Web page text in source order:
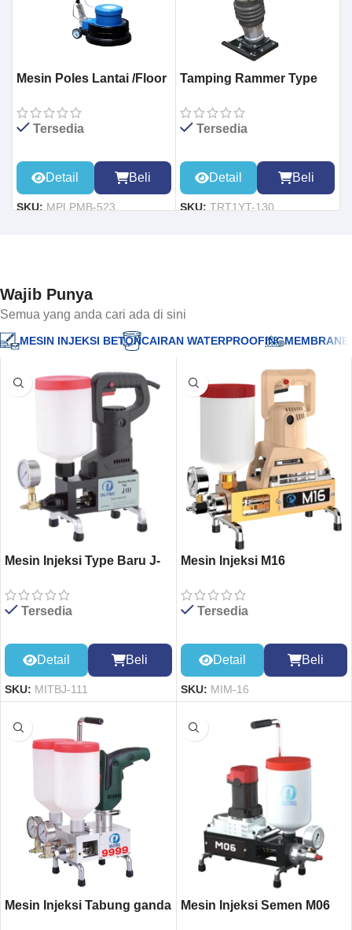
Mesin Poles Lantai /Floor
Tersedia
Detail Beli
SKU:MPLPMB-523
Tamping Rammer Type
Tersedia
Detail Beli
SKU:TRT1YT-130
Wajib Punya
Semua yang anda cari ada di sini
MESIN INJEKSI BETONCAIRAN WATERPROOFINGMEMBRANE
Mesin Injeksi Type Baru J-
Tersedia
Detail Beli
SKU: MITBJ-111
Mesin Injeksi M16
Tersedia
Detail Beli
SKU: MIM-16
Mesin Injeksi Tabung ganda
Mesin Injeksi Semen M06